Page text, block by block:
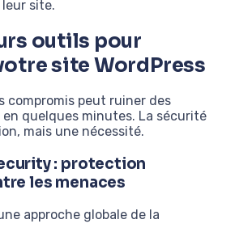
site.
outils pour
site WordPress
compromis peut ruiner des
quelques minutes. La sécurité
mais une nécessité.
: protection
les menaces
approche globale de la